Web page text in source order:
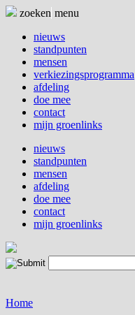
Naar
inhoud
springen
zoeken menu
nieuws
standpunten
mensen
verkiezingsprogramma
afdeling
doe mee
contact
mijn groenlinks
nieuws
standpunten
mensen
afdeling
doe mee
contact
mijn groenlinks
Home